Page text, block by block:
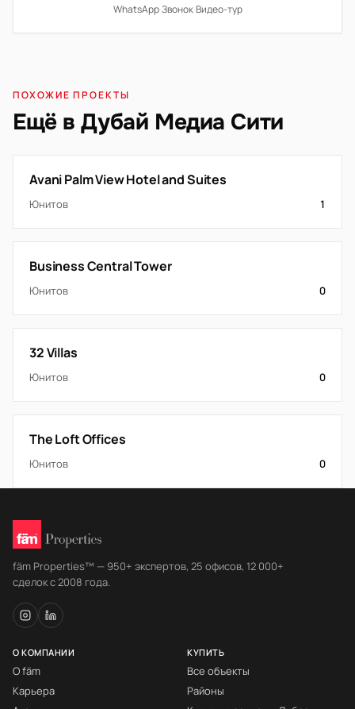
WhatsApp·Звонок·Видео-тур
ПОХОЖИЕ ПРОЕКТЫ
Ещё в Дубай Медиа Сити
Avani Palm View Hotel and Suites
Юнитов 1
Business Central Tower
Юнитов 0
32 Villas
Юнитов 0
The Loft Offices
Юнитов 0
fäm Properties™ — 950+ экспертов, 25 офисов, 12 000+
сделок с 2008 года.
О КОМПАНИИ
О fäm
Карьера
КУПИТЬ
Все объекты
Районы